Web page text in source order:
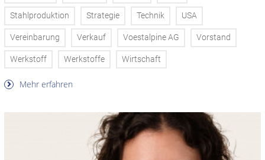
Stahlproduktion Strategie Technik USA
Vereinbarung Verkauf Voestalpine AG Vorstand
Werkstoff Werkstoffe Wirtschaft
Mehr erfahren